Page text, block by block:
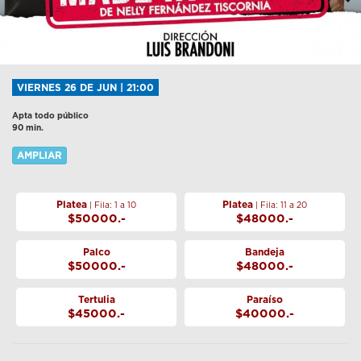
VIERNES 26 DE JUN | 21:00
Apta todo público
90 min.
AMPLIAR
Platea | Fila: 1 a 10
$50000.-
Platea | Fila: 11 a 20
$48000.-
Palco
$50000.-
Bandeja
$48000.-
Tertulia
$45000.-
Paraíso
$40000.-